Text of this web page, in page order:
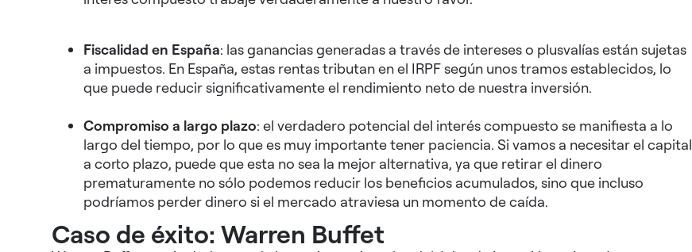
Fiscalidad en España: las ganancias generadas a través de intereses o plusvalías están sujetas
a impuestos. En España, estas rentas tributan en el IRPF según unos tramos establecidos, lo
que puede reducir significativamente el rendimiento neto de nuestra inversión.
Compromiso a largo plazo: el verdadero potencial del interés compuesto se manifiesta a lo
largo del tiempo, por lo que es muy importante tener paciencia. Si vamos a necesitar el capital
a corto plazo, puede que esta no sea la mejor alternativa, ya que retirar el dinero
prematuramente no sólo podemos reducir los beneficios acumulados, sino que incluso
podríamos perder dinero si el mercado atraviesa un momento de caída.
Caso de éxito: Warren Buffet